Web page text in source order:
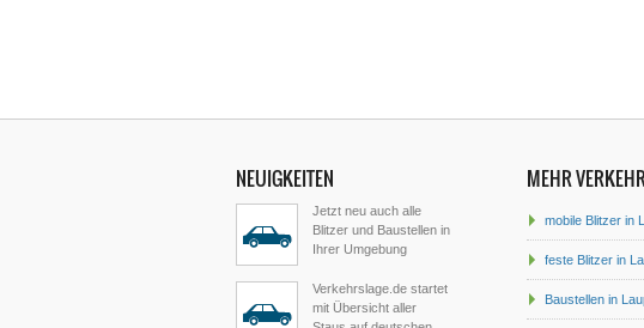
NEUIGKEITEN
Jetzt neu auch alle
Blitzer und Baustellen in
Ihrer Umgebung
Verkehrslage.de startet
mit Übersicht aller
MEHR
mobile Blitzer in
feste Blitzer in
Baustellen in